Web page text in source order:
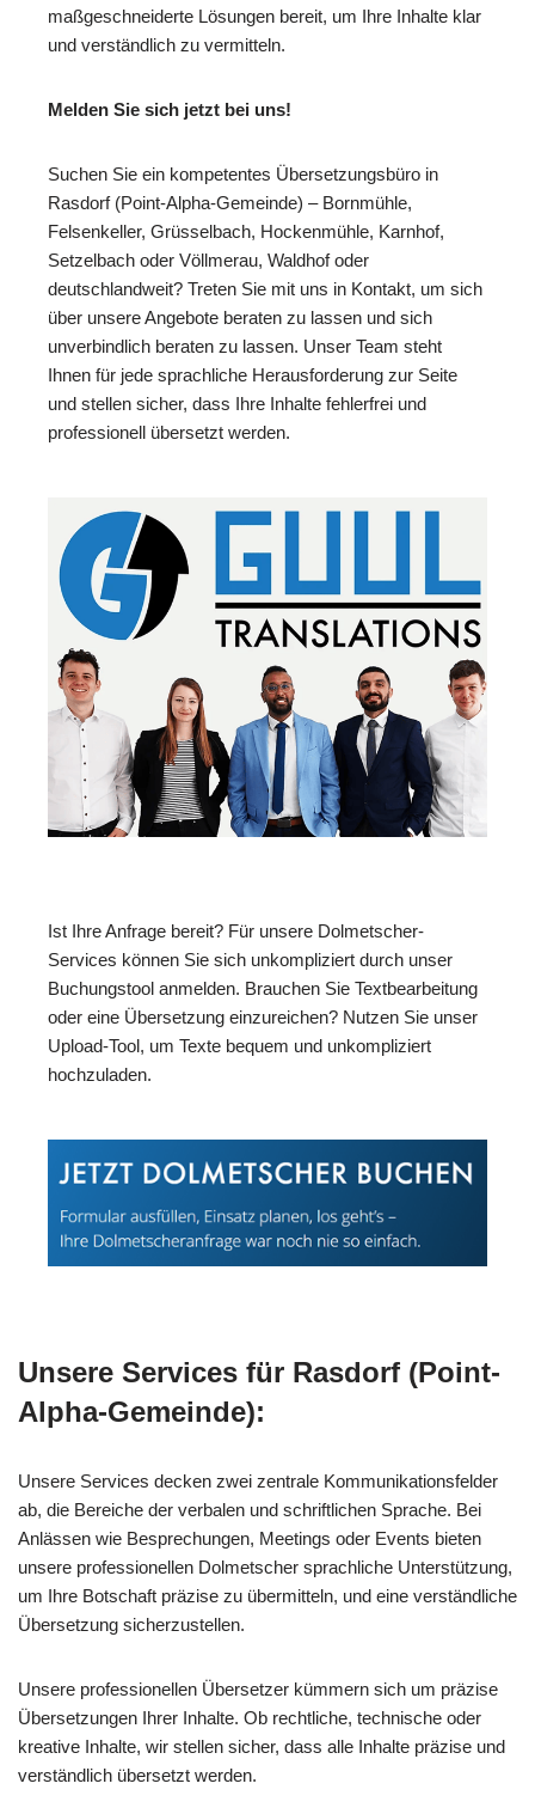
maßgeschneiderte Lösungen bereit, um Ihre Inhalte klar
und verständlich zu vermitteln.
Melden Sie sich jetzt bei uns!
Suchen Sie ein kompetentes Übersetzungsbüro in
Rasdorf (Point-Alpha-Gemeinde) – Bornmühle,
Felsenkeller, Grüsselbach, Hockenmühle, Karnhof,
Setzelbach oder Völlmerau, Waldhof oder
deutschlandweit? Treten Sie mit uns in Kontakt, um sich
über unsere Angebote beraten zu lassen und sich
unverbindlich beraten zu lassen. Unser Team steht
Ihnen für jede sprachliche Herausforderung zur Seite
und stellen sicher, dass Ihre Inhalte fehlerfrei und
professionell übersetzt werden.
Ist Ihre Anfrage bereit? Für unsere Dolmetscher-
Services können Sie sich unkompliziert durch unser
Buchungstool anmelden. Brauchen Sie Textbearbeitung
oder eine Übersetzung einzureichen? Nutzen Sie unser
Upload-Tool, um Texte bequem und unkompliziert
hochzuladen.
Unsere Services für Rasdorf (Point-
Alpha-Gemeinde):
Unsere Services decken zwei zentrale Kommunikationsfelder
ab, die Bereiche der verbalen und schriftlichen Sprache. Bei
Anlässen wie Besprechungen, Meetings oder Events bieten
unsere professionellen Dolmetscher sprachliche Unterstützung,
um Ihre Botschaft präzise zu übermitteln, und eine verständliche
Übersetzung sicherzustellen.
Unsere professionellen Übersetzer kümmern sich um präzise
Übersetzungen Ihrer Inhalte. Ob rechtliche, technische oder
kreative Inhalte, wir stellen sicher, dass alle Inhalte präzise und
verständlich übersetzt werden.